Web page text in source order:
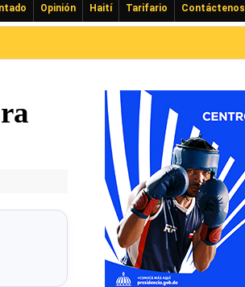
Opinión Haití Tarifario Contáctenos